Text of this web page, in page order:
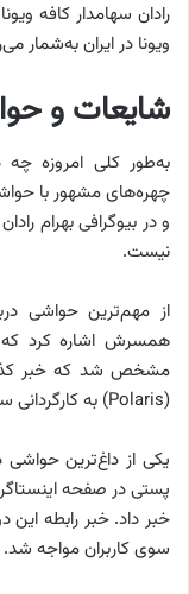
رادان سهامدار کافه
ویونا در ایران به‌شمار
شایعات و
به‌طور کلی امروزه چه
چهره‌های مشهور با
و در بیوگرافی بهرام
نیست.
از مهم‌ترین حواشی
همسرش اشاره کرد
مشخص شد که خبر
(Polaris) به کارگردانی سودابه مرادیان مربوط می‌شود.
یکی از داغ‌ترین حواشی
پستی در صفحه
خبر داد. خبر رابطه
سوی کاربران مواجه شد.